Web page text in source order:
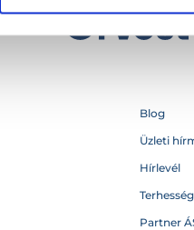
Blog
Üzleti
Hírlevél
Partner